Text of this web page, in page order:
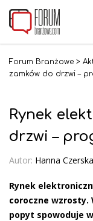
Forum Branżowe >
zamków do drzwi –
Rynek
drzwi –
Autor: Hanna Czerska
Rynek
coroczne wzrosty.
popyt spowoduje